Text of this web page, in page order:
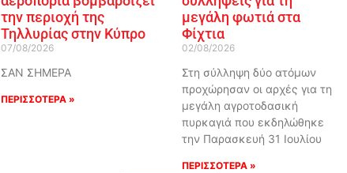
την περιοχή της
Τηλλυρίας στην Κύπρο
07/08/2026
ΣΑΝ ΣΗΜΕΡΑ
ΠΕΡΙΣΣΟΤΕΡΑ »
μεγάλη φωτιά στα
Φίχτια
02/08/2026
Στη σύλληψη δύο ατόμων
προχώρησαν οι αρχές για τη
μεγάλη αγροτοδασική
πυρκαγιά που εκδηλώθηκε
την Παρασκευή 31 Ιουλίου
ΠΕΡΙΣΣΟΤΕΡΑ »